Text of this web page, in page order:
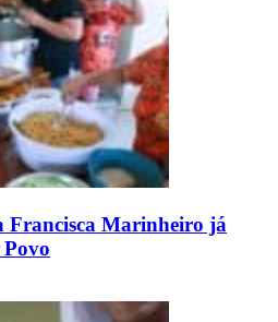
Francisca Marinheiro já